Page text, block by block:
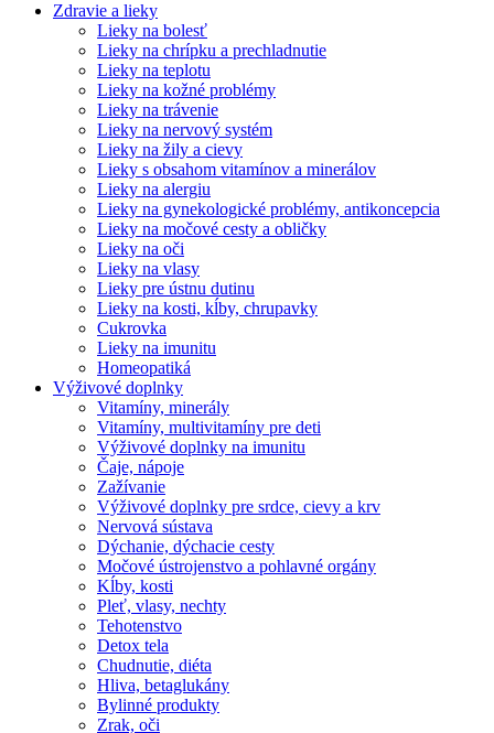
Zdravie a lieky
Lieky na bolesť
Lieky na chrípku a prechladnutie
Lieky na teplotu
Lieky na kožné problémy
Lieky na trávenie
Lieky na nervový systém
Lieky na žily a cievy
Lieky s obsahom vitamínov a minerálov
Lieky na alergiu
Lieky na gynekologické problémy, antikoncepcia
Lieky na močové cesty a obličky
Lieky na oči
Lieky na vlasy
Lieky pre ústnu dutinu
Lieky na kosti, kĺby, chrupavky
Cukrovka
Lieky na imunitu
Homeopatiká
Výživové doplnky
Vitamíny, minerály
Vitamíny, multivitamíny pre deti
Výživové doplnky na imunitu
Čaje, nápoje
Zažívanie
Výživové doplnky pre srdce, cievy a krv
Nervová sústava
Dýchanie, dýchacie cesty
Močové ústrojenstvo a pohlavné orgány
Kĺby, kosti
Pleť, vlasy, nechty
Tehotenstvo
Detox tela
Chudnutie, diéta
Hliva, betaglukány
Bylinné produkty
Zrak, oči